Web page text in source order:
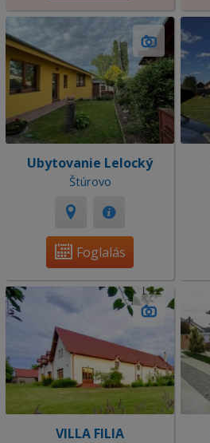
Ubytovanie Lelocký
Štúrovo
Foglalás
VILLA FILIA